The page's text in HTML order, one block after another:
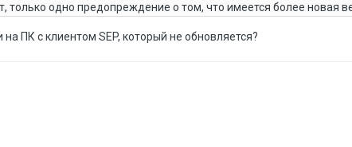
только одно предопреждение о том, что имеется более новая
на ПК с клиентом SEP, который не обновляется?